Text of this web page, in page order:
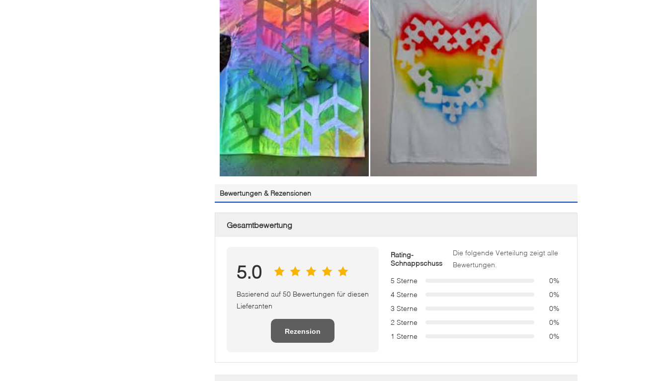
Bewertungen & Rezensionen
Gesamtbewertung
5.0
Basierend auf 50 Bewertungen für diesen
Lieferanten
Rezension
Rating-
Schnappschuss
Die folgende Verteilung zeigt alle
Bewertungen.
5 Sterne
0%
4 Sterne
0%
3 Sterne
0%
2 Sterne
0%
1 Sterne
0%